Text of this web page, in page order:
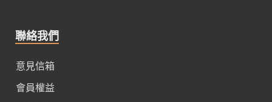
聯絡我們
意見信箱
會員權益